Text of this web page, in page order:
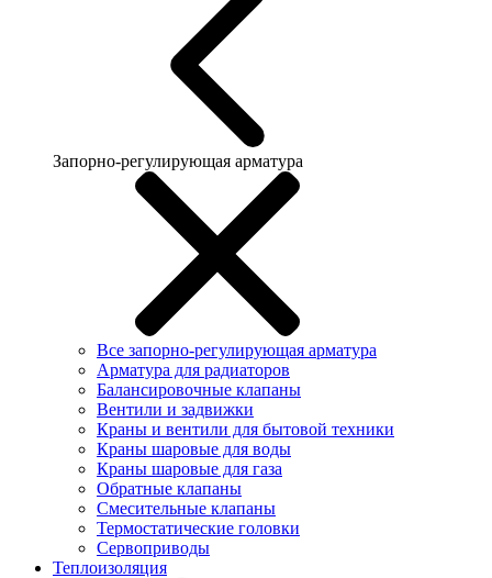
Запорно-регулирующая арматура
Все запорно-регулирующая арматура
Арматура для радиаторов
Балансировочные клапаны
Вентили и задвижки
Краны и вентили для бытовой техники
Краны шаровые для воды
Краны шаровые для газа
Обратные клапаны
Смесительные клапаны
Термостатические головки
Сервоприводы
Теплоизоляция